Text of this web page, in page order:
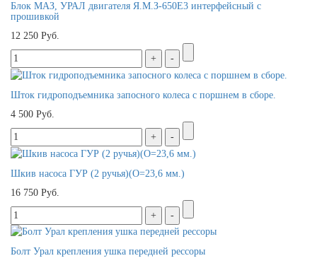
Блок МАЗ, УРАЛ двигателя Я.М.З-650Е3 интерфейсный с
прошивкой
12 250 Руб.
Шток гидроподъемника запосного колеса с поршнем в сборе.
4 500 Руб.
Шкив насоса ГУР (2 ручья)(O=23,6 мм.)
16 750 Руб.
Болт Урал крепления ушка передней рессоры